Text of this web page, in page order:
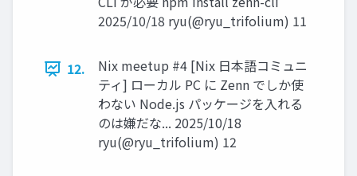
2025/10/18 ryu(@ryu_trifolium) 11
12.
Nix meetup #4 [Nix 日本語コミュニ
ティ] ローカル PC に Zenn でしか使
わない Node.js パッケージを入れる
のは嫌だな... 2025/10/18
ryu(@ryu_trifolium) 12